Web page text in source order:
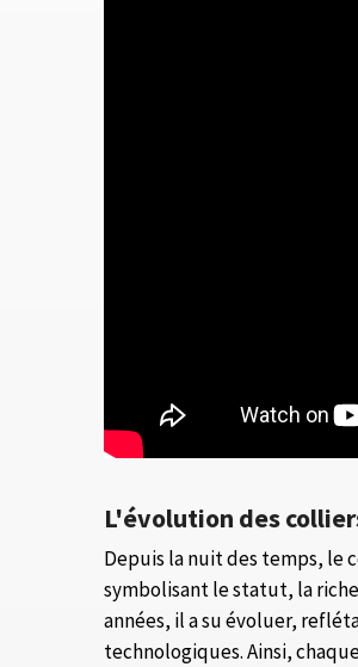
L'évolution des
Depuis la nuit des temps, le
symbolisant le statut, la
années, il a su évoluer,
technologiques. Ainsi,